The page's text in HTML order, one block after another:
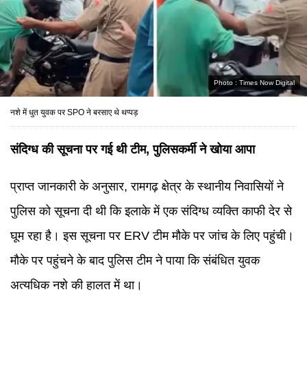
Photo : Times Now Digital
नशे में धुत युवक पर SPO ने बरसाए थे थप्पड़
संदिग्ध की सूचना पर गई थी टीम, पुलिसकर्मी ने खोया आपा
प्राप्त जानकारी के अनुसार, रामगढ़ क्षेत्र के स्थानीय निवासियों ने
पुलिस को सूचना दी थी कि इलाके में एक संदिग्ध व्यक्ति काफी देर से
घूम रहा है। इस सूचना पर ERV टीम मौके पर जांच के लिए पहुंची।
मौके पर पहुंचने के बाद पुलिस टीम ने पाया कि संबंधित युवक
अत्यधिक नशे की हालत में था।